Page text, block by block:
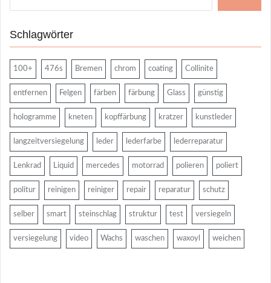
Schlagwörter
100+ 476s Bremen chrom coating Collinite
entfernen Felgen färben färbung Glass günstig
hologramme kneten kopffärbung kratzer kunstleder
langzeitversiegelung leder lederfarbe lederreparatur
Lenkrad Liquid mercedes motorrad polieren poliert
politur reinigen reiniger repair reparatur schutz
selber smart steinschlag struktur test versiegeln
versiegelung video Wachs waschen waxoyl weichen